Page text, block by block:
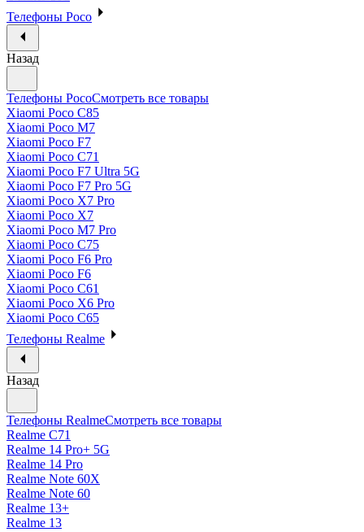
Телефоны Poco
Назад
Телефоны PocoСмотреть все товары
Xiaomi Poco C85
Xiaomi Poco M7
Xiaomi Poco F7
Xiaomi Poco C71
Xiaomi Poco F7 Ultra 5G
Xiaomi Poco F7 Pro 5G
Xiaomi Poco X7 Pro
Xiaomi Poco X7
Xiaomi Poco M7 Pro
Xiaomi Poco C75
Xiaomi Poco F6 Pro
Xiaomi Poco F6
Xiaomi Poco C61
Xiaomi Poco X6 Pro
Xiaomi Poco C65
Телефоны Realme
Назад
Телефоны RealmeСмотреть все товары
Realme C71
Realme 14 Pro+ 5G
Realme 14 Pro
Realme Note 60X
Realme Note 60
Realme 13+
Realme 13